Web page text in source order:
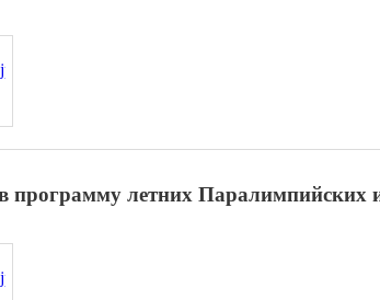
программу летних Паралимпийских